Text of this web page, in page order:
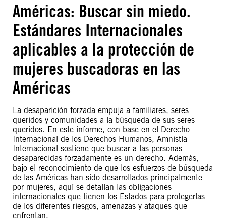
Américas: Buscar sin miedo.
Estándares Internacionales
aplicables a la protección de
mujeres buscadoras en las
Américas
La desaparición forzada empuja a familiares, seres
queridos y comunidades a la búsqueda de sus seres
queridos. En este informe, con base en el Derecho
Internacional de los Derechos Humanos, Amnistía
Internacional sostiene que buscar a las personas
desaparecidas forzadamente es un derecho. Además,
bajo el reconocimiento de que los esfuerzos de búsqueda
de las Américas han sido desarrollados principalmente
por mujeres, aquí se detallan las obligaciones
internacionales que tienen los Estados para protegerlas
de los diferentes riesgos, amenazas y ataques que
enfrentan.